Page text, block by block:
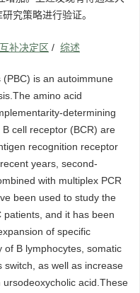
究策略进行验证。
互补决定区 / 综述
is an autoimmune
amino acid
determining
cell receptor (BCR) are
recognition receptor
years, second-
with multiplex PCR
been used to study the
and it has been
of specific
of B lymphocytes, somatic
switch, as well as increase
acid.These